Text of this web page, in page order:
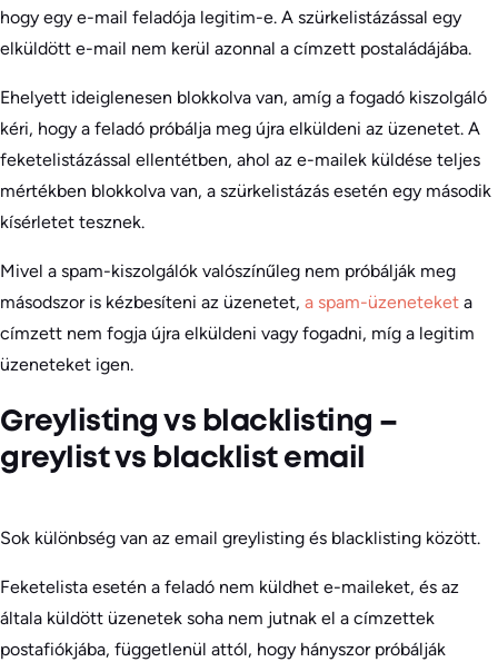
hogy egy e-mail feladója legitim-e. A szürkelistázással egy
elküldött e-mail nem kerül azonnal a címzett postaládájába.
Ehelyett ideiglenesen blokkolva van, amíg a fogadó kiszolgáló
kéri, hogy a feladó próbálja meg újra elküldeni az üzenetet. A
feketelistázással ellentétben, ahol az e-mailek küldése teljes
mértékben blokkolva van, a szürkelistázás esetén egy második
kísérletet tesznek.
Mivel a spam-kiszolgálók valószínűleg nem próbálják meg
másodszor is kézbesíteni az üzenetet, a spam-üzeneteket a
címzett nem fogja újra elküldeni vagy fogadni, míg a legitim
üzeneteket igen.
Greylisting vs blacklisting –
greylist vs blacklist email
Sok különbség van az email greylisting és blacklisting között.
Feketelista esetén a feladó nem küldhet e-maileket, és az
általa küldött üzenetek soha nem jutnak el a címzettek
postafiókjába, függetlenül attól, hogy hányszor próbálják